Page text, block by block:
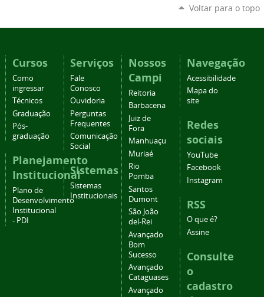
Voltar para o topo
Cursos
Como
ingressar
Técnicos
Graduação
Pós-
graduação
Planejamento
Institucional
Plano de
Desenvolvimento
Institucional
- PDI
Serviços
Fale
Conosco
Ouvidoria
Perguntas
Frequentes
Comunicação
Social
Sistemas
Sistemas
Institucionais
Nossos
Campi
Reitoria
Barbacena
Juiz de
Fora
Manhuaçu
Muriaé
Rio
Pomba
Santos
Dumont
São João
del-Rei
Avançado
Bom
Sucesso
Avançado
Cataguases
Avançado
Navegação
Acessibilidade
Mapa do
site
Redes
sociais
YouTube
Facebook
Instagram
RSS
O que é?
Assine
Consulte
o
cadastro